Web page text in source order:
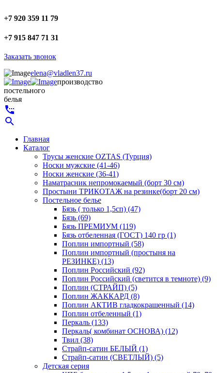
+7 920 359 11 79
+7 915 847 71 31
Заказать звонок
elena@vladlen37.ru
производство
постельного
белья
settings_phone
search
Главная
Каталог
Трусы женские OZTAS (Турция)
Носки мужские (41-46)
Носки женские (36-41)
Наматрасник непромокаемый (борт 30 см)
Простыни ТРИКОТАЖ на резинке(борт 20 см)
Постельное белье
Бязь ( только 1,5сп) (47)
Бязь (69)
Бязь ПРЕМИУМ (119)
Бязь отбеленная (ГОСТ) 140 гр (1)
Поплин импортный (58)
Поплин импортный (простыня на
РЕЗИНКЕ) (13)
Поплин Российский (92)
Поплин Российский (светится в темноте) (9)
Поплин (СТРАЙП) (5)
Поплин ЖАККАРД (8)
Поплин АКТИВ гладкокрашенный (14)
Поплин отбеленный (1)
Перкаль (133)
Перкаль( комбинат ОСНОВА) (12)
Твил (38)
Страйп-сатин БЕЛЫЙ (1)
Страйп-сатин (СВЕТЛЫЙ) (5)
Детская серия